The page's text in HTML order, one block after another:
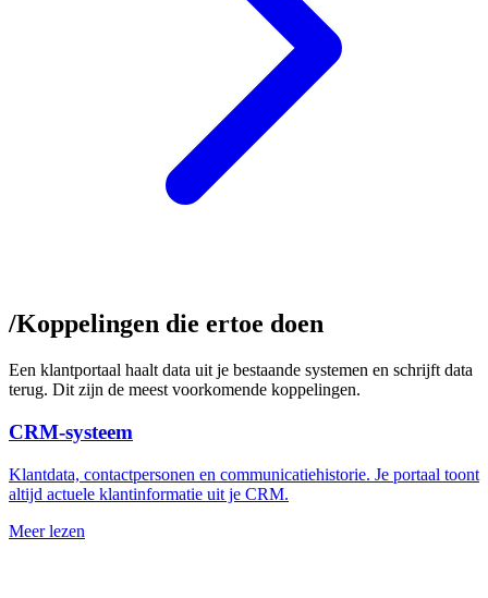
/Koppelingen die ertoe doen
Een klantportaal haalt data uit je bestaande systemen en schrijft data
terug. Dit zijn de meest voorkomende koppelingen.
CRM-systeem
Klantdata, contactpersonen en communicatiehistorie. Je portaal toont
altijd actuele klantinformatie uit je CRM.
Meer lezen